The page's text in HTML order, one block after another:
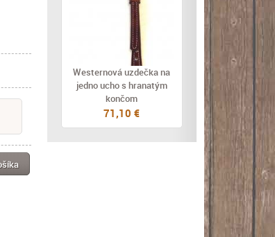
Westernová uzdečka na
jedno ucho s hranatým
končom
71,10 €